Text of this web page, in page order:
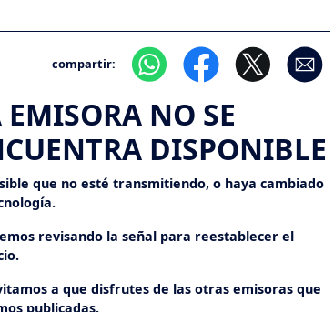
compartir:
EMISORA NO SE
DISPONIBLE
que no esté transmitiendo, o haya cambiado
revisando la señal para reestablecer el
a que disfrutes de las otras emisoras que
publicadas.